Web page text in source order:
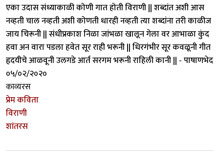
एका उदास संध्याकाळी कोणी गात होती विराणी || शब्दांत अशी आस
नव्हती चाल नव्हती अशी कोणती धारही नव्हती त्या शब्दांना तरी काळीज
जाय चिरूनी || संधीप्रकाश निळा जांभळा खालून गेला वर आभाळा कुंद
हवा अन वारा पडला हवेत सूर राही भरूनी || धिरगंभीर सूर कवळूनी गीत
हृदयीचे आळवूनी उलगडे आर्त सरगम भरूनी राहिली कानी || - पाषाणभेद
०५/०२/२०२०
काव्यरस
प्रेम कविता
विराणी
शांतरस